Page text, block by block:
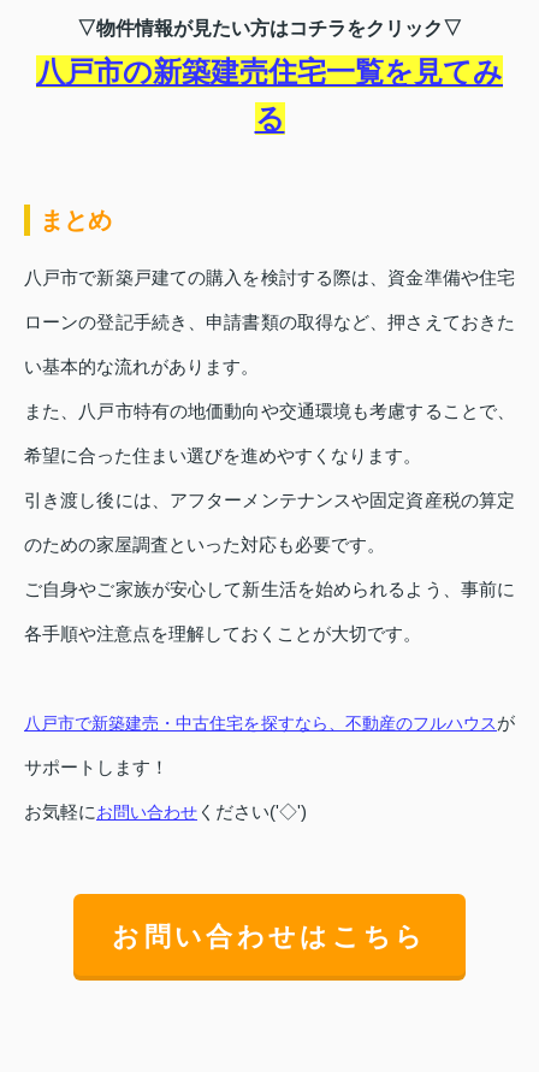
▽物件情報が見たい方はコチラをクリック▽
八戸市の新築建売住宅一覧を見てみ
る
まとめ
八戸市で新築戸建ての購入を検討する際は、資金準備や住宅
ローンの登記手続き、申請書類の取得など、押さえておきた
い基本的な流れがあります。
また、八戸市特有の地価動向や交通環境も考慮することで、
希望に合った住まい選びを進めやすくなります。
引き渡し後には、アフターメンテナンスや固定資産税の算定
のための家屋調査といった対応も必要です。
ご自身やご家族が安心して新生活を始められるよう、事前に
各手順や注意点を理解しておくことが大切です。
八戸市で新築建売・中古住宅を探すなら、不動産のフルハウスが
サポートします！
お気軽にお問い合わせ ください('◇')ゞ
お問い合わせはこちら